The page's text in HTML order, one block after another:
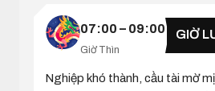
07:00 – 09:00
Giờ Thìn
GIỜ
Nghiệp khó thành, cầu tài mờ